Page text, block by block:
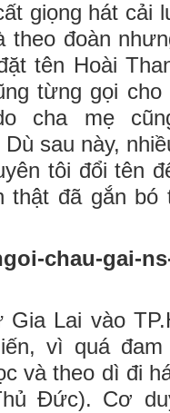
giọng hát cải
theo đoàn
tên Hoài
từng gọi
cha mẹ
sau này,
tôi đổi tên
thật đã gắn
Lai vào
vì quá đam
và theo dì đi
Đức). Cơ